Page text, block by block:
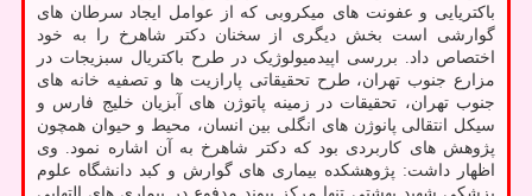
باکتریایی و عفونت های میکروبی که از عوامل ایجاد سرطان های
گوارشی است بخش دیگری از سخنان دکتر شاهرخ را به خود
اختصاص داد. بررسی اپیدمیولوژیک در طرح باکتریال سبزیجات در
مزارع جنوب تهران، طرح تحقیقاتی پارازیت ها و تصفیه خانه های
جنوب تهران، تحقیقات در زمینه پاتوژن های آبزیان خلیج فارس و
سیکل انتقالی پانوژن های انگلی بین انسان، محیط و حیوان همچون
پژوهش های کاربردی بود که دکتر شاهرخ به آن اشاره نمود. وی
اظهار داشت: پژوهشکده بیماری های گوارش و کبد دانشگاه علوم